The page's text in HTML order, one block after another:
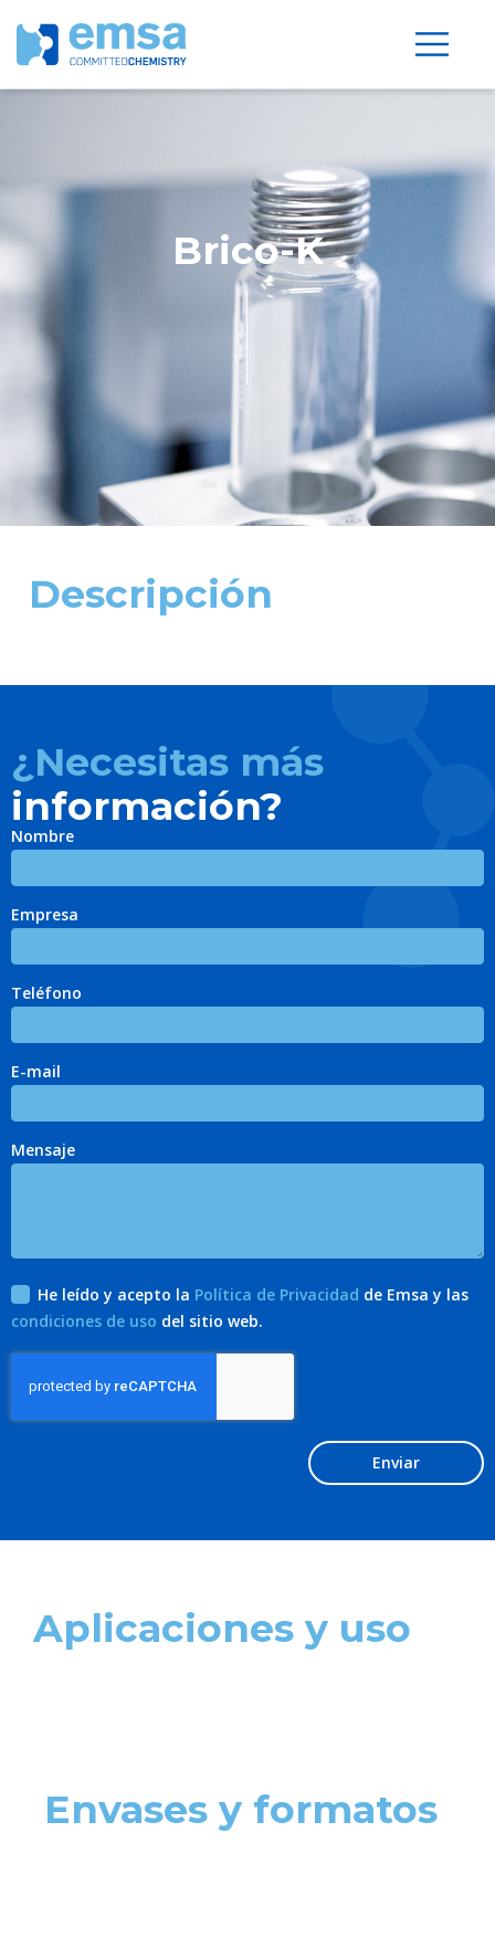
Brico-K
Descripción
¿Necesitas más
información?
Nombre
Empresa
Teléfono
E-mail
Mensaje
He leído y acepto la Política de Privacidad de Emsa y las
condiciones de uso del sitio web.
Enviar
Aplicaciones y uso
Envases y formatos